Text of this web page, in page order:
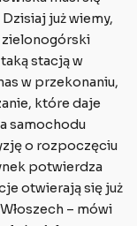
już wiemy,
zielonogórski
stacją w
w przekonaniu,
które daje
samochodu
o rozpoczęciu
potwierdza
otwierają się już
– mówi